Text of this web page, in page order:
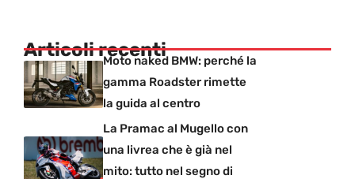
Articoli recentiMoto naked BMW: perché la
gamma Roadster rimette
la guida al centro
La Pramac al Mugello con
una livrea che è già nel
mito: tutto nel segno di